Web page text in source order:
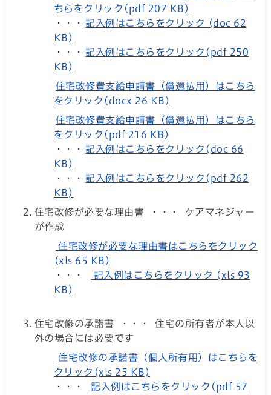
ちらをクリック(pdf 207 KB)
・・・
記入例はこちらをクリック (doc 62
KB)
・・・
記入例はこちらをクリック(pdf 250
KB)
住宅改修費支給申請書（償還払用）はこちら
をクリック(docx 26 KB)
住宅改修費支給申請書（償還払用）はこちら
をクリック(pdf 216 KB)
・・・
記入例はこちらをクリック(doc 66
KB)
・・・
記入例はこちらをクリック(pdf 262
KB)
住宅改修が必要な理由書 ・・・ ケアマネジャー
が作成
住宅改修が必要な理由書はこちらをクリック
(xls 65 KB)
・・・
記入例はこちらをクリック (xls 93
KB)
住宅改修の承諾書 ・・・ 住宅の所有者が本人以
外の場合には必要です
住宅改修の承諾書（個人所有用）はこちらを
クリック(xls 25 KB)
・・・
記入例はこちらをクリック(pdf 57